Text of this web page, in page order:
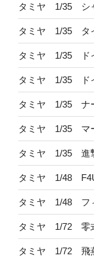
タミヤ 1/35 シ
タミヤ 1/35 タ
タミヤ 1/35 ド
タミヤ 1/35 ド
タミヤ 1/35 ナ
タミヤ 1/35 マ
タミヤ 1/35 進
タミヤ 1/48
タミヤ 1/48 フ
タミヤ 1/72 零
タミヤ 1/72 飛